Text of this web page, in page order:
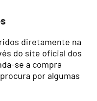
diretamente na
do site oficial dos
se a compra
por algumas